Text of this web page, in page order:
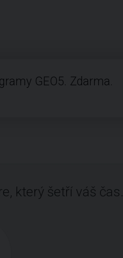
GEO5. Zdarma.
který šetří váš čas.